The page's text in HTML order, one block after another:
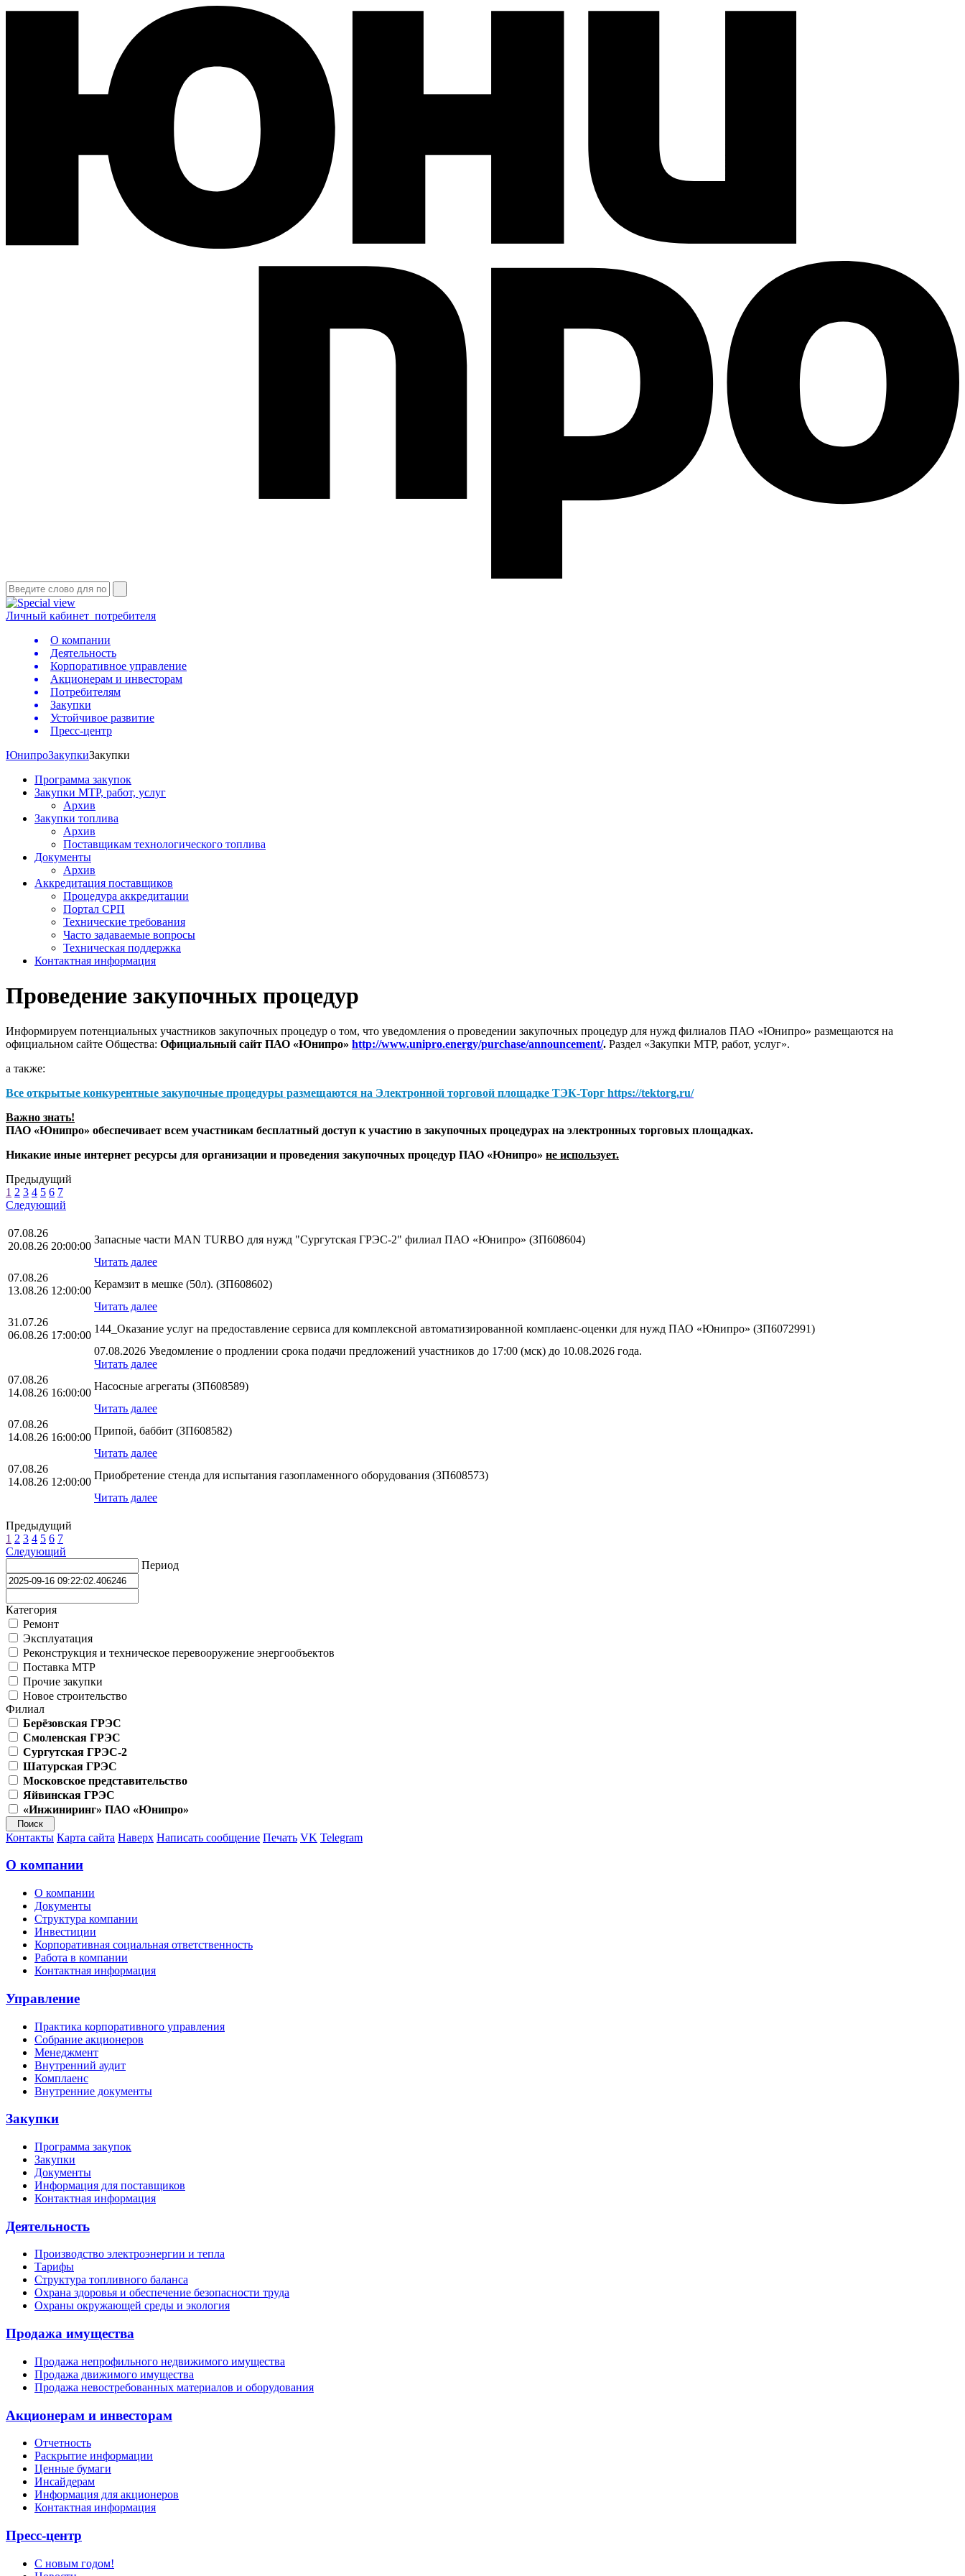
Личный кабинет потребителя
О компании
Деятельность
Корпоративное управление
Акционерам и инвесторам
Потребителям
Закупки
Устойчивое развитие
Пресс-центр
ЮнипроЗакупкиЗакупки
Программа закупок
Закупки МТР, работ, услуг
Архив
Закупки топлива
Архив
Поставщикам технологического топлива
Документы
Архив
Аккредитация поставщиков
Процедура аккредитации
Портал СРП
Технические требования
Часто задаваемые вопросы
Техническая поддержка
Контактная информация
Проведение закупочных процедур
Информируем потенциальных участников закупочных процедур о том, что уведомления о проведении закупочных процедур для нужд филиалов ПАО «Юнипро» размещаются на
официальном сайте Общества: Официальный сайт ПАО «Юнипро» http://www.unipro.energy/purchase/announcement/. Раздел «Закупки МТР, работ, услуг».
а также:
Все открытые конкурентные закупочные процедуры размещаются на Электронной торговой площадке ТЭК-Торг https://tektorg.ru/
Важно знать!
ПАО «Юнипро» обеспечивает всем участникам бесплатный доступ к участию в закупочных процедурах на электронных торговых площадках.
Никакие иные интернет ресурсы для организации и проведения закупочных процедур ПАО «Юнипро» не использует.
Предыдущий
1 2 3 4 5 6 7
Следующий
07.08.26
20.08.26 20:00:00
Запасные части MAN TURBO для нужд "Сургутская ГРЭС-2" филиал ПАО «Юнипро» (ЗП608604)
Читать далее
07.08.26
13.08.26 12:00:00
Керамзит в мешке (50л). (ЗП608602)
Читать далее
31.07.26
06.08.26 17:00:00
144_Оказание услуг на предоставление сервиса для комплексной автоматизированной комплаенс-оценки для нужд ПАО «Юнипро» (ЗП6072991)
07.08.2026 Уведомление о продлении срока подачи предложений участников до 17:00 (мск) до 10.08.2026 года.
Читать далее
07.08.26
14.08.26 16:00:00
Насосные агрегаты (ЗП608589)
Читать далее
07.08.26
14.08.26 16:00:00
Припой, баббит (ЗП608582)
Читать далее
07.08.26
14.08.26 12:00:00
Приобретение стенда для испытания газопламенного оборудования (ЗП608573)
Читать далее
Предыдущий
1 2 3 4 5 6 7
Следующий
Период
Категория
Ремонт
Эксплуатация
Реконструкция и техническое перевооружение энергообъектов
Поставка МТР
Прочие закупки
Новое строительство
Филиал
Берёзовская ГРЭС
Смоленская ГРЭС
Сургутская ГРЭС-2
Шатурская ГРЭС
Московское представительство
Яйвинская ГРЭС
«Инжиниринг» ПАО «Юнипро»
Контакты Карта сайта Наверх Написать сообщение Печать VK Telegram
О компании
О компании
Документы
Структура компании
Инвестиции
Корпоративная социальная ответственность
Работа в компании
Контактная информация
Управление
Практика корпоративного управления
Собрание акционеров
Менеджмент
Внутренний аудит
Комплаенс
Внутренние документы
Закупки
Программа закупок
Закупки
Документы
Информация для поставщиков
Контактная информация
Деятельность
Производство электроэнергии и тепла
Тарифы
Структура топливного баланса
Охрана здоровья и обеспечение безопасности труда
Охраны окружающей среды и экология
Продажа имущества
Продажа непрофильного недвижимого имущества
Продажа движимого имущества
Продажа невостребованных материалов и оборудования
Акционерам и инвесторам
Отчетность
Раскрытие информации
Ценные бумаги
Инсайдерам
Информация для акционеров
Контактная информация
Пресс-центр
С новым годом!